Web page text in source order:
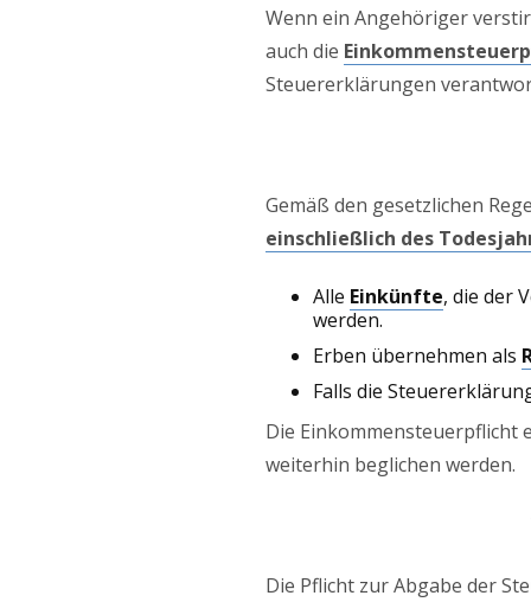
Wenn ein Angehöriger
auch die
Steuererklärungen
Gemäß den gesetzlichen
einschließlich des
Alle Einkünfte, die der
werden.
Erben übernehmen als
Falls die
Die Einkommensteuerpflicht
weiterhin beglichen werden.
Die Pflicht zur Abgabe der